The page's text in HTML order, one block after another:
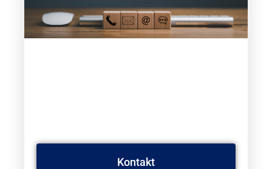
Kontakt